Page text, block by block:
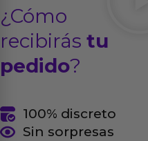
¿Cómo
recibirás tu
pedido?
100% discreto
Sin sorpresas